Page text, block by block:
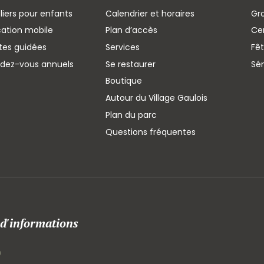
pour enfants
mobile
guidées
vous annuels
Calendrier et horaires
Plan d’accès
Services
Se restaurer
Boutique
Autour du Village Gaulois
Plan du parc
Questions fréquentes